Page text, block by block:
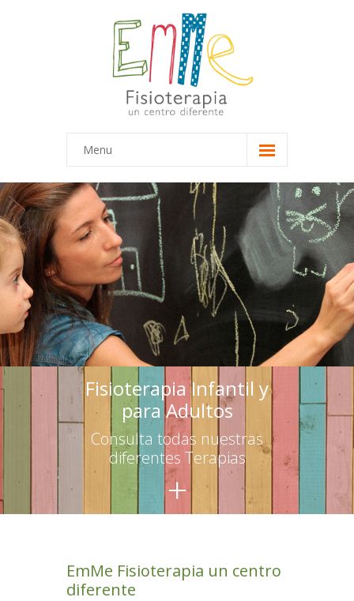
Menu
Inicio
Equipo
-- Marta
-- María
Terapias
-- Terapias Infantiles
-- Terapias para adultos
Escuelas
-- Asesoramiento
-- Talleres para educadores
-- Talleres para familias
Colaboraciones
Fisioterapia Infantil y
para Adultos
Consulta todas nuestras
diferentes Terapias
+
EmMe Fisioterapia un centro
diferente